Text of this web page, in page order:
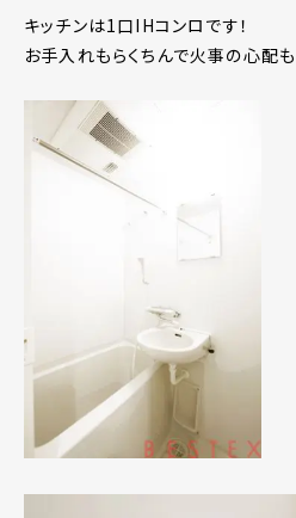
キッチンは1口IHコンロです！
お手入れもらくちんで火事の心配も